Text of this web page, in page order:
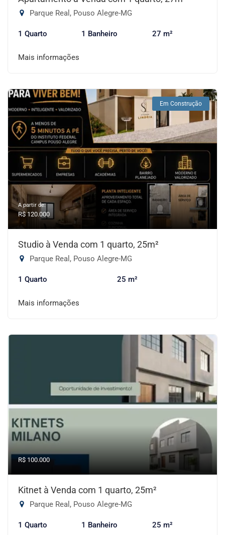
Parque Real, Pouso Alegre-MG
1 Quarto 1 Banheiro 27 m²
Mais informações
Em Construção
A partir de:
R$ 120.000
Studio à Venda com 1 quarto, 25m²
Parque Real, Pouso Alegre-MG
1 Quarto 25 m²
Mais informações
R$ 100.000
Kitnet à Venda com 1 quarto, 25m²
Parque Real, Pouso Alegre-MG
1 Quarto 1 Banheiro 25 m²